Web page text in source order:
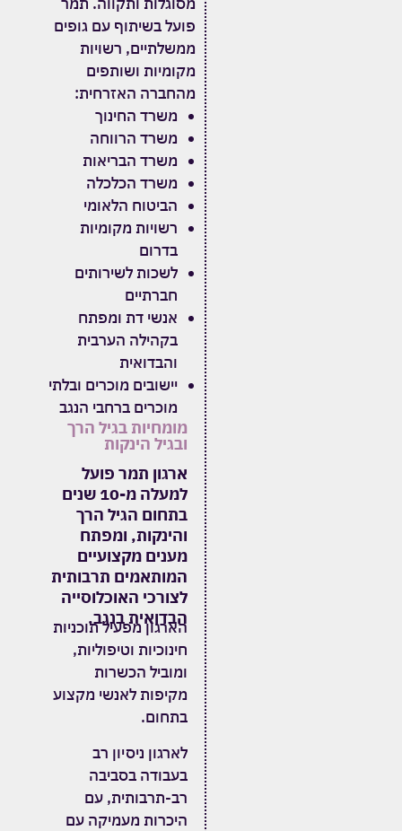
מסוגלות ותקווה.תמר
פועל בשיתוף עם גופים
ממשלתיים, רשויות
מקומיות ושותפים
מהחברה האזרחית:
משרד החינוך
משרד הרווחה
משרד הבריאות
משרד הכלכלה
הביטוח הלאומי
רשויות מקומיות
בדרום
לשכות לשירותים
חברתיים
אנשי דת ומפתח
בקהילה הערבית
והבדואית
יישובים מוכרים ובלתי
מוכרים ברחבי הנגב
מומחיות בגיל הרך
ובגיל הינקות
ארגון תמר פועל
למעלה מ-10 שנים
בתחום הגיל הרך
והינקות, ומפתח
מענים מקצועיים
המותאמים תרבותית
לצורכי האוכלוסייה
הבדואית בנגב.
הארגון מפעיל תוכניות
חינוכיות וטיפוליות,
ומוביל הכשרות
מקיפות לאנשי מקצוע
בתחום.
לארגון ניסיון רב
בעבודה בסביבה
רב-תרבותית, עם
היכרות מעמיקה עם